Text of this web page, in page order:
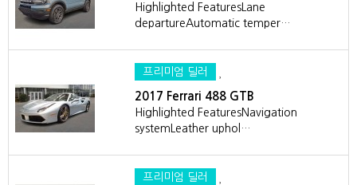
Highlighted FeaturesLane
departureAutomatic temper…
프리미엄 딜러
2017 Ferrari 488 GTB
Highlighted FeaturesNavigation
systemLeather uphol…
프리미엄 딜러